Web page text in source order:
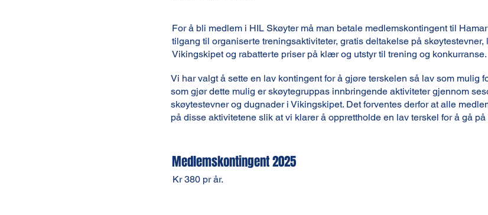
For å bli medlem i HIL Skøyter må man betale medlemskontingent til
tilgang til organiserte treningsaktiviteter, gratis deltakelse på
Vikingskipet og rabatterte priser på klær og utstyr til trening og konkurranse.
Vi har valgt å sette en lav kontingent for å gjøre terskelen så lav som mulig
som gjør dette mulig er skøytegruppas innbringende aktiviteter gjennom
skøytestevner og dugnader i Vikingskipet. Det forventes derfor at alle
på disse aktivitetene slik at vi klarer å opprettholde en lav terskel for å gå på
Medlemskontingent 2025
Kr 380 pr år.